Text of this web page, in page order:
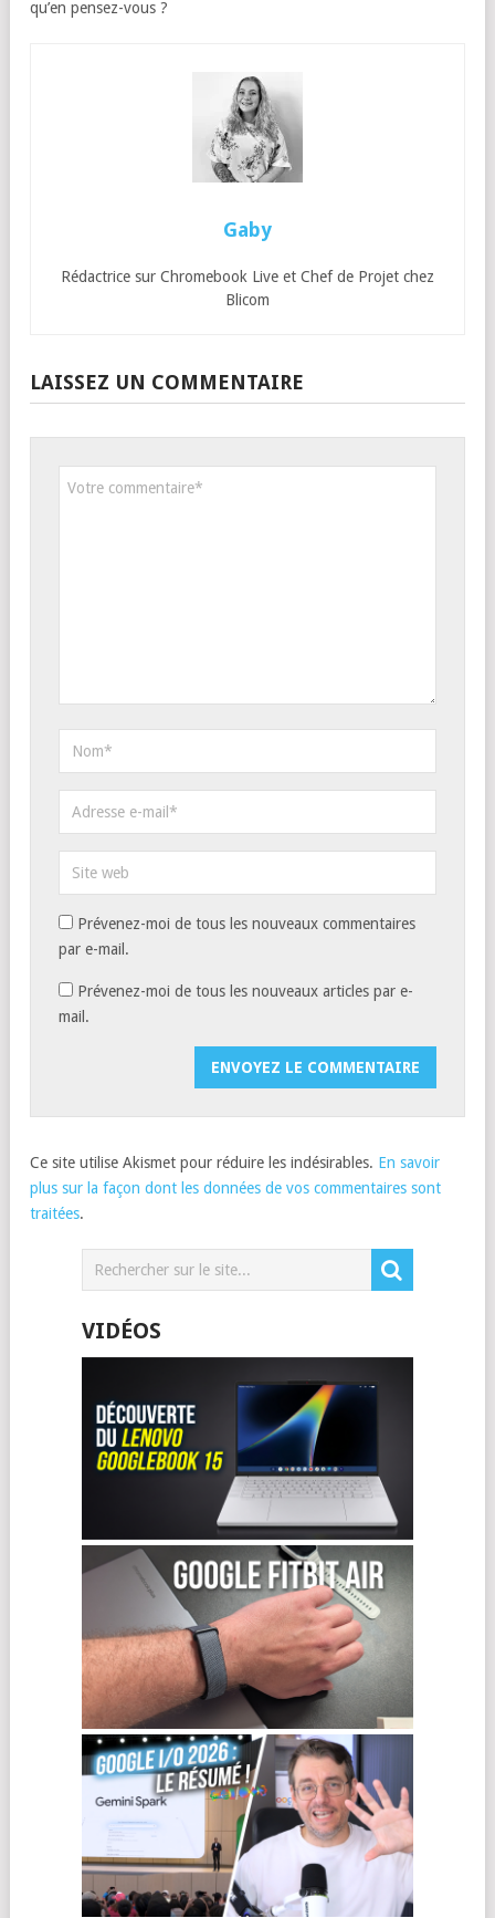
qu’en pensez-vous ?
Gaby
Rédactrice sur Chromebook Live et Chef de Projet chez
Blicom
LAISSEZ UN COMMENTAIRE
Prévenez-moi de tous les nouveaux commentaires
par e-mail.
Prévenez-moi de tous les nouveaux articles par e-
mail.
Ce site utilise Akismet pour réduire les indésirables. En savoir
plus sur la façon dont les données de vos commentaires sont
traitées.
VIDÉOS